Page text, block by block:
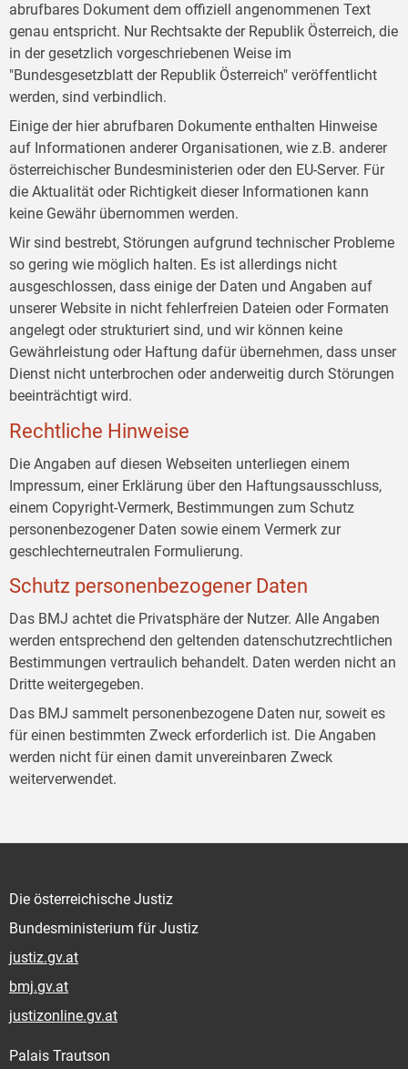
abrufbares Dokument dem offiziell angenommenen Text
genau entspricht. Nur Rechtsakte der Republik Österreich, die
in der gesetzlich vorgeschriebenen Weise im
"Bundesgesetzblatt der Republik Österreich" veröffentlicht
werden, sind verbindlich.
Einige der hier abrufbaren Dokumente enthalten Hinweise
auf Informationen anderer Organisationen, wie z.B. anderer
österreichischer Bundesministerien oder den EU-Server. Für
die Aktualität oder Richtigkeit dieser Informationen kann
keine Gewähr übernommen werden.
Wir sind bestrebt, Störungen aufgrund technischer Probleme
so gering wie möglich halten. Es ist allerdings nicht
ausgeschlossen, dass einige der Daten und Angaben auf
unserer Website in nicht fehlerfreien Dateien oder Formaten
angelegt oder strukturiert sind, und wir können keine
Gewährleistung oder Haftung dafür übernehmen, dass unser
Dienst nicht unterbrochen oder anderweitig durch Störungen
beeinträchtigt wird.
Rechtliche Hinweise
Die Angaben auf diesen Webseiten unterliegen einem
Impressum, einer Erklärung über den Haftungsausschluss,
einem Copyright-Vermerk, Bestimmungen zum Schutz
personenbezogener Daten sowie einem Vermerk zur
geschlechterneutralen Formulierung.
Schutz personenbezogener Daten
Das BMJ achtet die Privatsphäre der Nutzer. Alle Angaben
werden entsprechend den geltenden datenschutzrechtlichen
Bestimmungen vertraulich behandelt. Daten werden nicht an
Dritte weitergegeben.
Das BMJ sammelt personenbezogene Daten nur, soweit es
für einen bestimmten Zweck erforderlich ist. Die Angaben
werden nicht für einen damit unvereinbaren Zweck
weiterverwendet.
Die österreichische Justiz
Bundesministerium für Justiz
justiz.gv.at
bmj.gv.at
justizonline.gv.at
Palais Trautson